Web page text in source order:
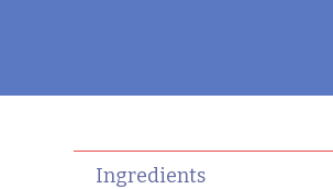
Ingredients